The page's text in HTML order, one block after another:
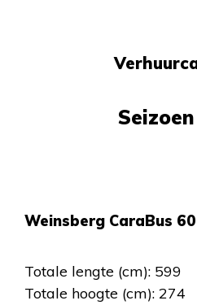
Weinsberg CaraBus
Totale lengte (cm): 599
Totale hoogte (cm): 274